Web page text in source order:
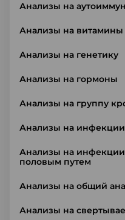
Анализы на
Анализы на витамины
Анализы на генетику
Анализы на гормоны
Анализы на группу
Анализы на инфекции
Анализы на
половым путем
Анализы на общий
Анализы на